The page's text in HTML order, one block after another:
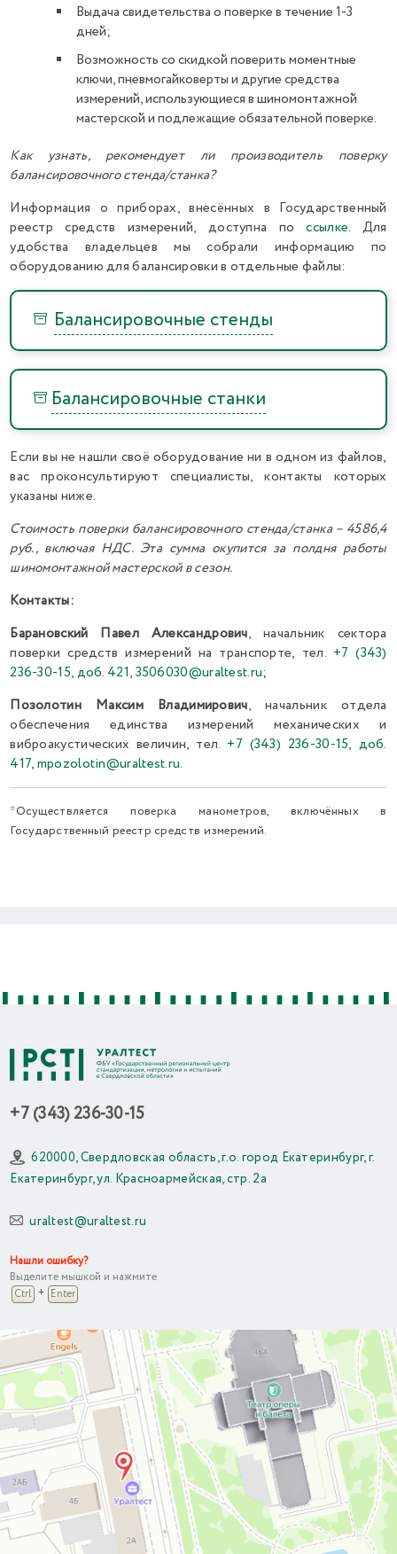
Выдача свидетельства о поверке в течение 1-3
дней;
Возможность со скидкой поверить моментные
ключи, пневмогайковерты и другие средства
измерений, использующиеся в шиномонтажной
мастерской и подлежащие обязательной поверке.
Как узнать, рекомендует ли производитель поверку
балансировочного стенда/станка?
Информация о приборах, внесённых в Государственный
реестр средств измерений, доступна поссылке. Для
удобства владельцев мы собрали информацию по
оборудованию для балансировки в отдельные файлы:
Балансировочные стенды
Балансировочные станки
Если вы не нашли своё оборудование ни в одном из файлов,
вас проконсультируют специалисты, контакты которых
указаны ниже.
Стоимость поверки балансировочного стенда/станка – 4586,4
руб., включая НДС. Эта сумма окупится за полдня работы
шиномонтажной мастерской в сезон.
Контакты:
Барановский Павел Александрович, начальник сектора
поверки средств измерений на транспорте, тел. +7 (343)
236-30-15, доб. 421,3506030@uraltest.ru;
Позолотин Максим Владимирович, начальник отдела
обеспечения единства измерений механических и
виброакустических величин, тел. +7 (343) 236-30-15, доб.
417,mpozolotin@uraltest.ru.
*Осуществляется поверка манометров, включённых в
Государственный реестр средств измерений.
+7 (343) 236-30-15
620000, Свердловская область, г.о. город Екатеринбург, г.
Екатеринбург, ул. Красноармейская, стр. 2а
uraltest@uraltest.ru
Нашли ошибку?
Выделите мышкой и нажмите
Ctrl + Enter